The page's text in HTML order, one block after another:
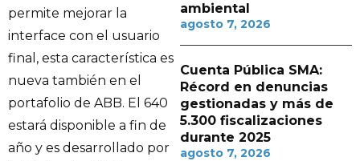
permite mejorar la
interface con el usuario
final, esta característica es
nueva también en el
portafolio de ABB. El 640
estará disponible a fin de
año y es desarrollado por
ambiental
agosto 7, 2026
Cuenta Pública SMA:
Récord en denuncias
gestionadas y más de
5.300 fiscalizaciones
durante 2025
agosto 7, 2026